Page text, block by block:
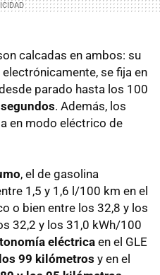
calcadas en ambos: su
se fija en
parado hasta los 100
. Además, los
en modo eléctrico de
, el de gasolina
1,5 y 1,6 l/100 km en el
o bien entre los 32,8 y los
32,2 y los 31,0 kWh/100
eléctrica en el GLE
99 kilómetros y en el